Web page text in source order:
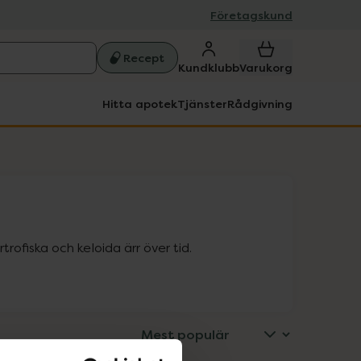
Företagskund
Recept
KundklubbVarukorg
Hitta apotekTjänsterRådgivning
och keloida ärr över tid.